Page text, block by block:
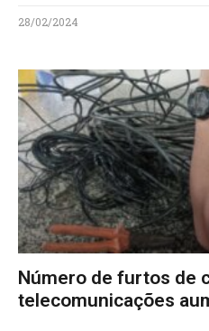
28/02/2024
Número de furtos de
telecomunicações